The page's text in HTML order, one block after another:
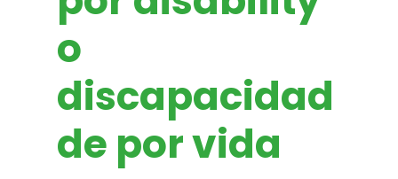
o
discapacidad
de por vida